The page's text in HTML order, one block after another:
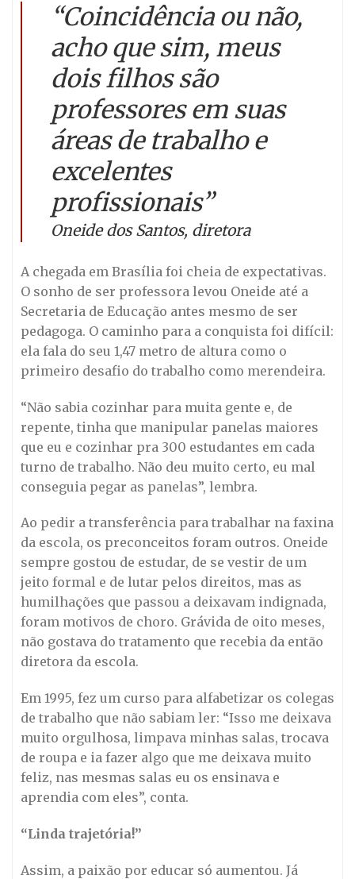
“Coincidência ou não,
acho que sim, meus
dois filhos são
professores em suas
áreas de trabalho e
excelentes
profissionais”
Oneide dos Santos, diretora
A chegada em Brasília foi cheia de expectativas.
O sonho de ser professora levou Oneide até a
Secretaria de Educação antes mesmo de ser
pedagoga. O caminho para a conquista foi difícil:
ela fala do seu 1,47 metro de altura como o
primeiro desafio do trabalho como merendeira.
“Não sabia cozinhar para muita gente e, de
repente, tinha que manipular panelas maiores
que eu e cozinhar pra 300 estudantes em cada
turno de trabalho. Não deu muito certo, eu mal
conseguia pegar as panelas”, lembra.
Ao pedir a transferência para trabalhar na faxina
da escola, os preconceitos foram outros. Oneide
sempre gostou de estudar, de se vestir de um
jeito formal e de lutar pelos direitos, mas as
humilhações que passou a deixavam indignada,
foram motivos de choro. Grávida de oito meses,
não gostava do tratamento que recebia da então
diretora da escola.
Em 1995, fez um curso para alfabetizar os colegas
de trabalho que não sabiam ler: “Isso me deixava
muito orgulhosa, limpava minhas salas, trocava
de roupa e ia fazer algo que me deixava muito
feliz, nas mesmas salas eu os ensinava e
aprendia com eles”, conta.
“Linda trajetória!”
Assim, a paixão por educar só aumentou. Já